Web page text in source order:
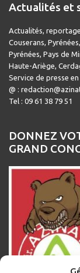
Actualités et
Actualités,
Couserans,
Pyrénées, Pays de
Haute-Ariège,
Service de presse en
@ :
Tel : 09 61 38 79 51
DONNEZ
GRAND